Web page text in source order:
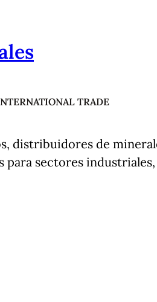
TRADE
distribuidores de
sectores industriales,